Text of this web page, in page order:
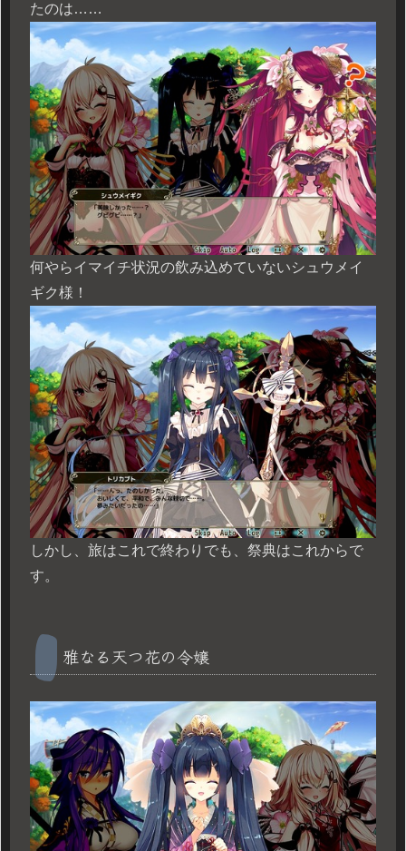
たのは……
何やらイマイチ状況の飲み込めていないシュウメイ
ギク様！
しかし、旅はこれで終わりでも、祭典はこれからで
す。
雅なる天つ花の令嬢